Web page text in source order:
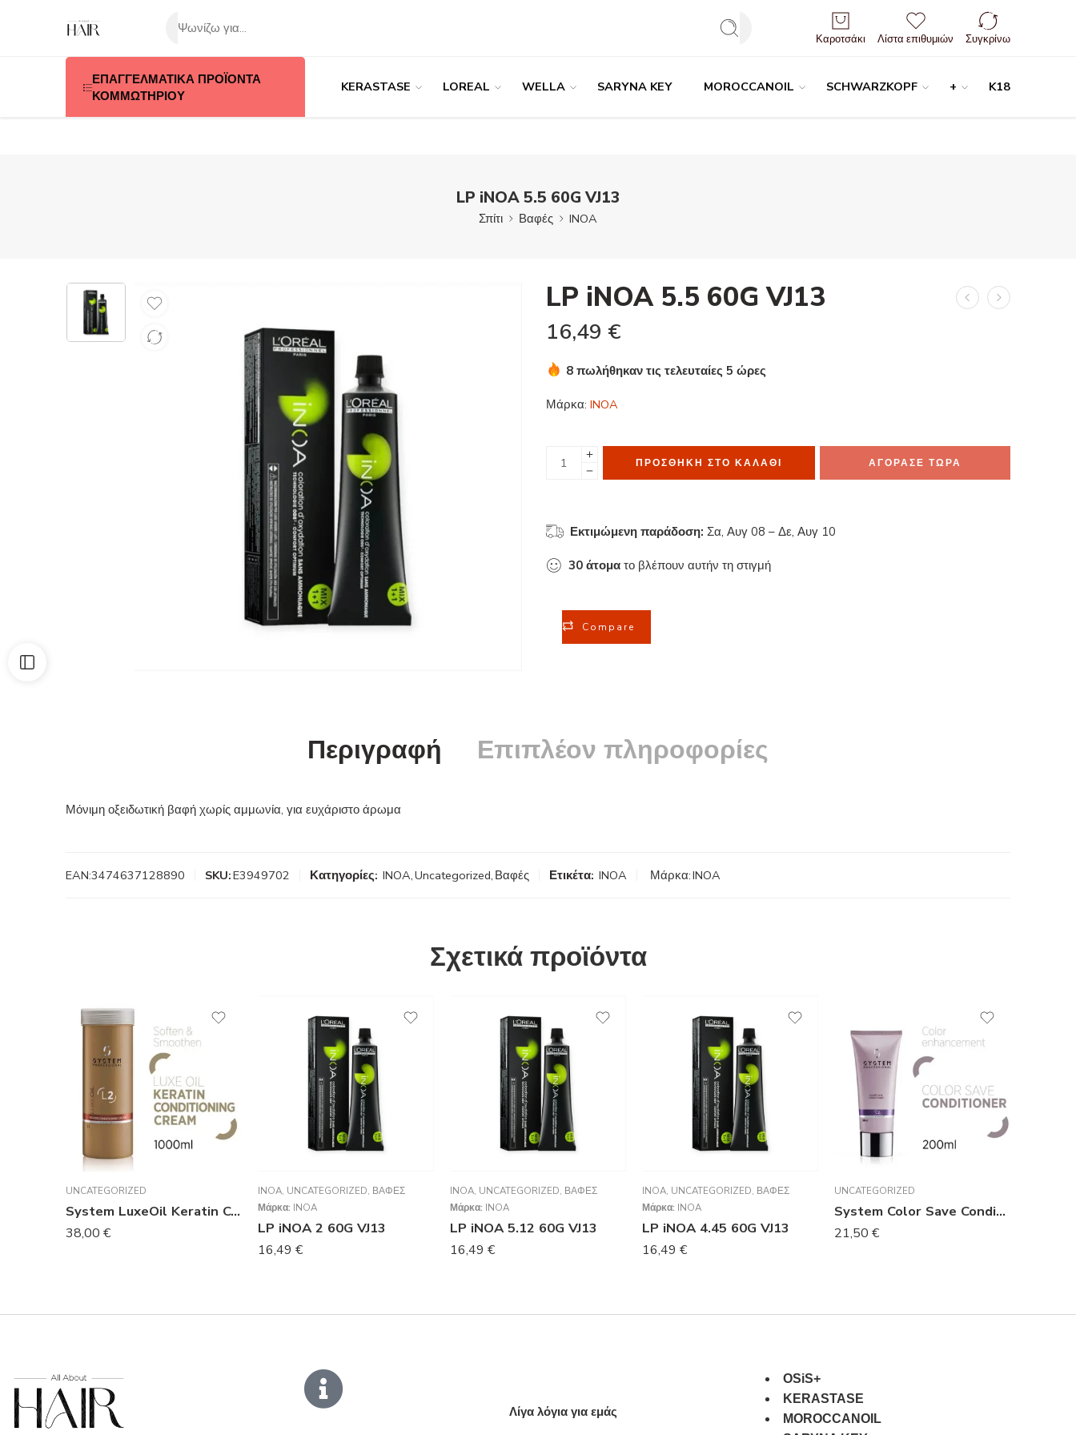
Είσοδος / Εγγραφή
Καροτσάκι Λίστα επιθυμιών Συγκρίνω
ΕΠΑΓΓΕΛΜΑΤΙΚΑ ΠΡΟΪΟΝΤΑ
ΚΟΜΜΩΤΗΡΙΟΥ
KERASTASE LOREAL WELLA SARYNA KEY MOROCCANOIL SCHWARZKOPF + K18
LP iNOA 5.5 60G VJ13
Σπίτι Βαφές INOA
LP iNOA 5.5 60G VJ13
16,49 €
8 πωλήθηκαν τις τελευταίες 5 ώρες
Μάρκα: INOA
ΠΡΟΣΘΉΚΗ ΣΤΟ ΚΑΛΆΘΙ ΑΓΟΡΑΣΕ ΤΩΡΑ
Εκτιμώμενη παράδοση: Σα, Αυγ 08 – Δε, Αυγ 10
30 άτομα το βλέπουν αυτήν τη στιγμή
Compare
Περιγραφή Επιπλέον πληροφορίες
Μόνιμη οξειδωτική βαφή χωρίς αμμωνία, για ευχάριστο άρωμα
EAN:3474637128890 SKU:E3949702 Κατηγορίες: INOA,Uncategorized, Βαφές Ετικέτα: INOA Μάρκα:INOA
Σχετικά προϊόντα
UNCATEGORIZED
System LuxeOil Keratin Conditioner 1000ml
38,00 €
INOA, UNCATEGORIZED, ΒΑΦΈΣ
Μάρκα: INOA
LP iNOA 2 60G VJ13
16,49 €
INOA, UNCATEGORIZED, ΒΑΦΈΣ
Μάρκα: INOA
LP iNOA 5.12 60G VJ13
16,49 €
INOA, UNCATEGORIZED, ΒΑΦΈΣ
Μάρκα: INOA
LP iNOA 4.45 60G VJ13
16,49 €
UNCATEGORIZED
System Color Save Conditioner 200ml
21,50 €
Λίγα λόγια για εμάς
OSiS+
KERASTASE
MOROCCANOIL